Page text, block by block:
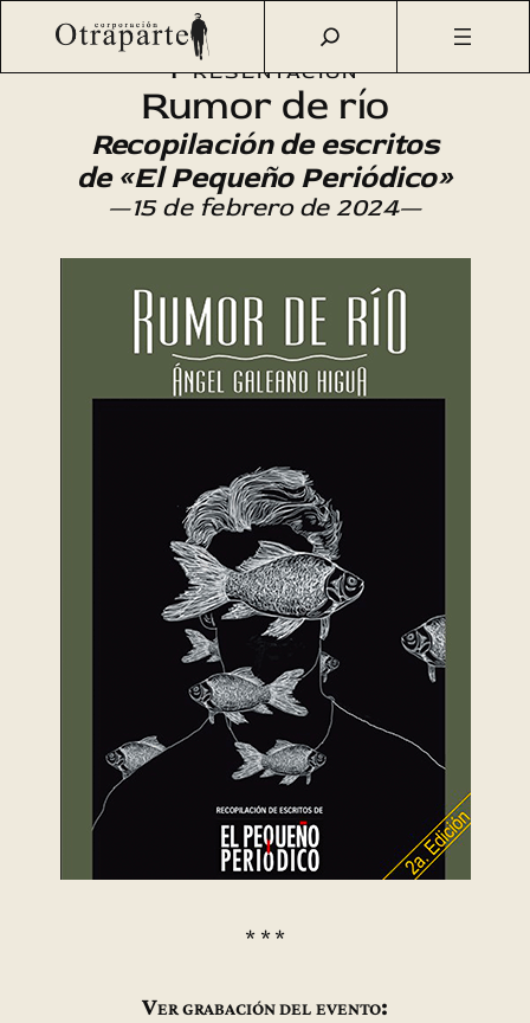
Saltar
Otraparte.org/ Agenda Cultural Literatura Rumor de río
Presentación
Rumor de río
Recopilación de escritos
de «El Pequeño Periódico»
—15 de febrero de 2024—
* * *
Ver grabación del evento: